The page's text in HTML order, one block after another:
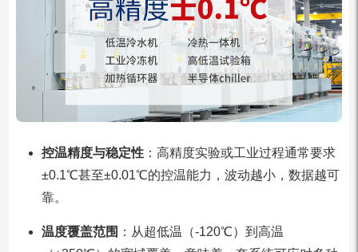
控温精度与稳定性：高精度实验或工业过程通常要求
±0.1℃甚至±0.01℃的控温能力，波动越小，数据越可
靠。
温度覆盖范围 ：从超低温（-120℃）到高温